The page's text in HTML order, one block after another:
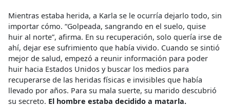
Mientras estaba herida, a Karla se le ocurría dejarlo todo, sin
importar cómo. “Golpeada, sangrando en el suelo, quise
huir al norte”, afirma. En su recuperación, solo quería irse de
ahí, dejar ese sufrimiento que había vivido. Cuando se sintió
mejor de salud, empezó a reunir información para poder
huir hacia Estados Unidos y buscar los medios para
recuperarse de las heridas físicas e invisibles que había
llevado por años. Para su mala suerte, su marido descubrió
su secreto. El hombre estaba decidido a matarla.